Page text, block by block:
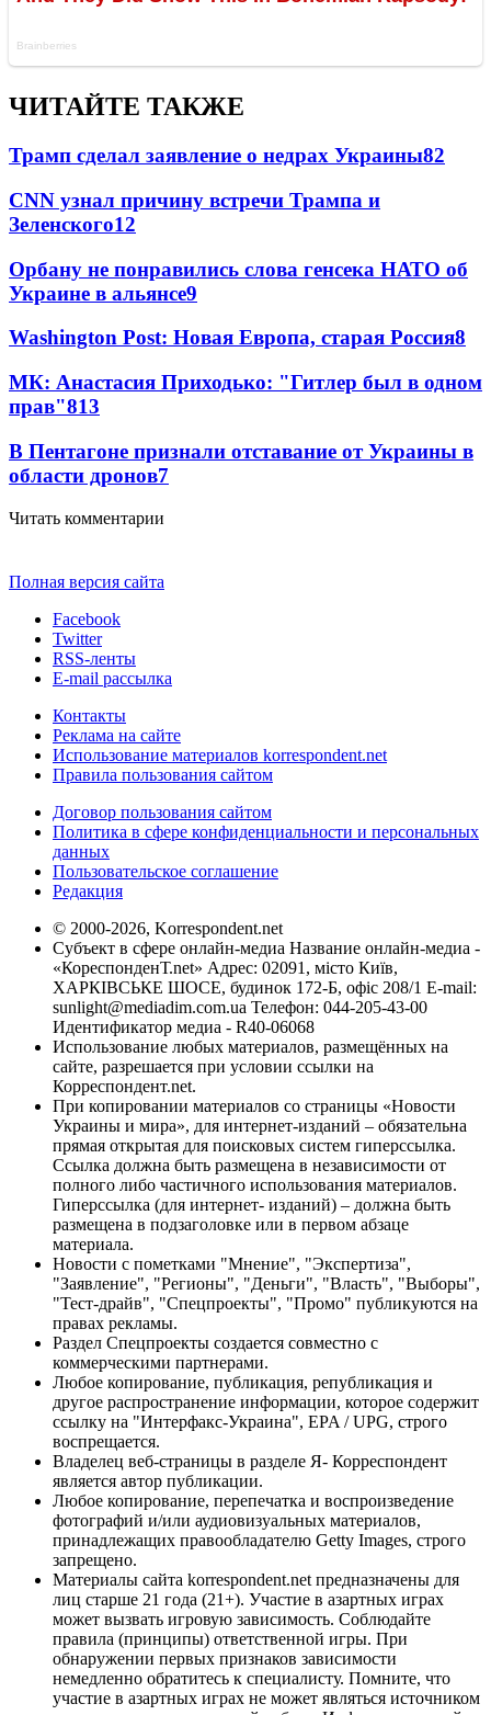
ЧИТАЙТЕ ТАКЖЕ
Трамп сделал заявление о недрах Украины82
CNN узнал причину встречи Трампа и
Зеленского12
Орбану не понравились слова генсека НАТО об
Украине в альянсе9
Washington Post: Новая Европа, старая Россия8
МК: Анастасия Приходько: "Гитлер был в одном
прав"813
В Пентагоне признали отставание от Украины в
области дронов7
Читать комментарии
Полная версия сайта
Facebook
Twitter
RSS-ленты
E-mail рассылка
Контакты
Реклама на сайте
Использование материалов korrespondent.net
Правила пользования сайтом
Договор пользования сайтом
Политика в сфере конфиденциальности и персональных
данных
Пользовательское соглашение
Редакция
© 2000-2026, Korrespondent.net
Субъект в сфере онлайн-медиа Название онлайн-медиа -
«КореспонденТ.net» Адрес: 02091, місто Київ,
ХАРКІВСЬКЕ ШОСЕ, будинок 172-Б, офіс 208/1 E-mail:
sunlight@mediadim.com.ua Телефон: 044-205-43-00
Идентификатор медиа - R40-06068
Использование любых материалов, размещённых на
сайте, разрешается при условии ссылки на
Корреспондент.net.
При копировании материалов со страницы «Новости
Украины и мира», для интернет-изданий – обязательна
прямая открытая для поисковых систем гиперссылка.
Ссылка должна быть размещена в независимости от
полного либо частичного использования материалов.
Гиперссылка (для интернет- изданий) – должна быть
размещена в подзаголовке или в первом абзаце
материала.
Новости с пометками "Мнение", "Экспертиза",
"Заявление", "Регионы", "Деньги", "Власть", "Выборы",
"Тест-драйв", "Спецпроекты", "Промо" публикуются на
правах рекламы.
Раздел Спецпроекты создается совместно с
коммерческими партнерами.
Любое копирование, публикация, републикация и
другое распространение информации, которое содержит
ссылку на "Интерфакс-Украина", EPA / UPG, строго
воспрещается.
Владелец веб-страницы в разделе Я- Корреспондент
является автор публикации.
Любое копирование, перепечатка и воспроизведение
фотографий и/или аудиовизуальных материалов,
принадлежащих правообладателю Getty Images, строго
запрещено.
Материалы сайта korrespondent.net предназначены для
лиц старше 21 года (21+). Участие в азартных играх
может вызвать игровую зависимость. Соблюдайте
правила (принципы) ответственной игры. При
обнаружении первых признаков зависимости
немедленно обратитесь к специалисту. Помните, что
участие в азартных играх не может являться источником